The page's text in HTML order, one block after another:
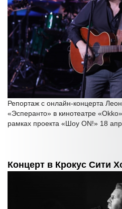
Репортаж с онлайн-концерта
«Эсперанто» в кинотеатре
рамках проекта «Шоу ON!» 18
Концерт в Крокус Сити